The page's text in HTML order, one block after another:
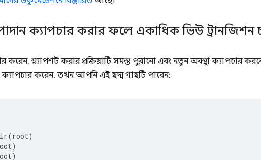
ক্যাপচার করার ফলে একাধিক ভিউ ট্রানজিশন
স্ন্যাপশট করার প্রক্রিয়াটি সমস্ত পুরানো এবং নতুন অবস্থা ক্যাপচার
ক্যাপচার করেন, তখন আপনি এই ছদ্ম গাছটি পাবেন: